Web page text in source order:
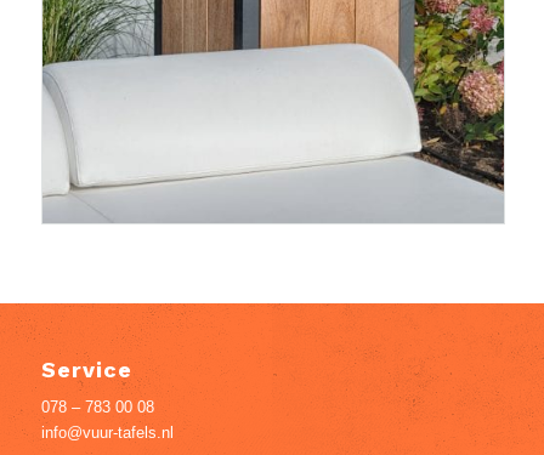
Service
078 – 783 00 08
info@vuur-tafels.nl